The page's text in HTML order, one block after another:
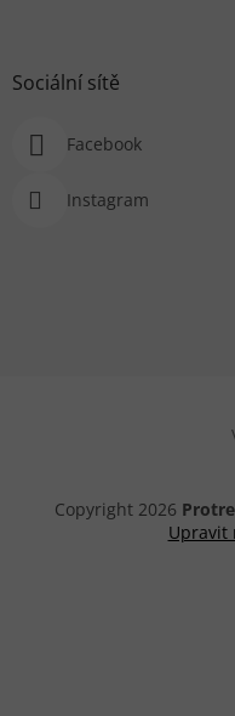
Sociální sítě
Facebook
Instagram
Copyright 2026
Upravit